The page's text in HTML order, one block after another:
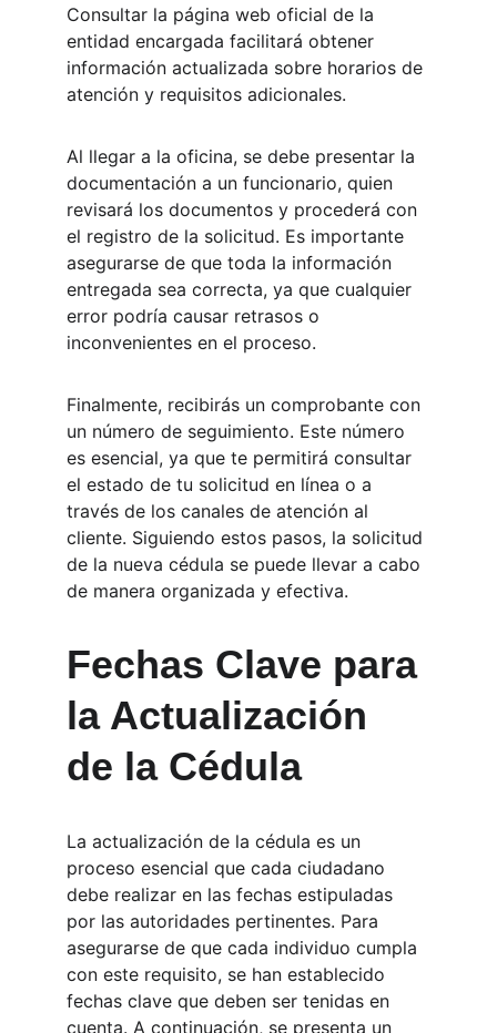
Consultar la página web oficial de la
entidad encargada facilitará obtener
información actualizada sobre horarios de
atención y requisitos adicionales.
Al llegar a la oficina, se debe presentar la
documentación a un funcionario, quien
revisará los documentos y procederá con
el registro de la solicitud. Es importante
asegurarse de que toda la información
entregada sea correcta, ya que cualquier
error podría causar retrasos o
inconvenientes en el proceso.
Finalmente, recibirás un comprobante con
un número de seguimiento. Este número
es esencial, ya que te permitirá consultar
el estado de tu solicitud en línea o a
través de los canales de atención al
cliente. Siguiendo estos pasos, la solicitud
de la nueva cédula se puede llevar a cabo
de manera organizada y efectiva.
Fechas Clave para
la Actualización
de la Cédula
La actualización de la cédula es un
proceso esencial que cada ciudadano
debe realizar en las fechas estipuladas
por las autoridades pertinentes. Para
asegurarse de que cada individuo cumpla
con este requisito, se han establecido
fechas clave que deben ser tenidas en
cuenta. A continuación, se presenta un